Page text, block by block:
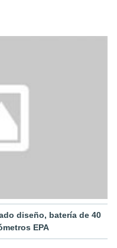
diseño, batería de 40
EPA